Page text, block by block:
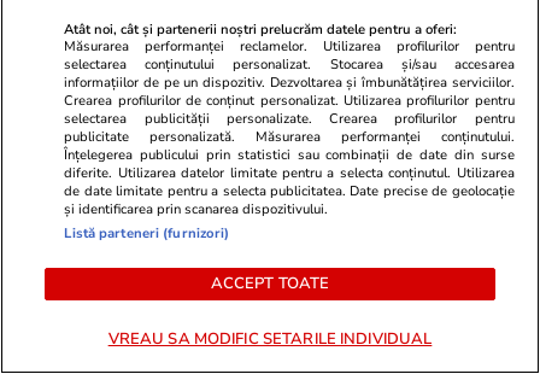
PARTENERI
ZiaruldeIasi.ro Fanatik.ro
Atât noi, cât și partenerii noștri prelucrăm datele pentru a oferi:
Măsurarea performanței reclamelor. Utilizarea profilurilor pentru
selectarea conținutului personalizat. Stocarea și/sau accesarea
informațiilor de pe un dispozitiv. Dezvoltarea și îmbunătățirea serviciilor.
Crearea profilurilor de conținut personalizat. Utilizarea profilurilor pentru
selectarea publicității personalizate. Crearea profilurilor pentru
publicitate personalizată. Măsurarea performanței conținutului.
Înțelegerea publicului prin statistici sau combinații de date din surse
diferite. Utilizarea datelor limitate pentru a selecta conținutul. Utilizarea
de date limitate pentru a selecta publicitatea. Date precise de geolocație
și identificarea prin scanarea dispozitivului.
Listă parteneri (furnizori)
ACCEPT TOATE
VREAU SA MODIFIC SETARILE INDIVIDUAL